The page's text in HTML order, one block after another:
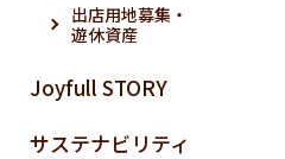
出店用地募集・
遊休資産
Joyfull STORY
サステナビリティ